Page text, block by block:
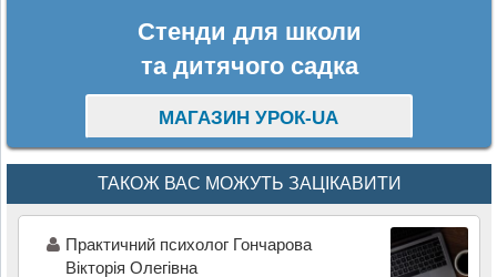
Стенди для школи
та дитячого садка
МАГАЗИН УРОК-UA
ТАКОЖ ВАС МОЖУТЬ ЗАЦІКАВИТИ
Практичний психолог Гончарова
Вікторія Олегівна